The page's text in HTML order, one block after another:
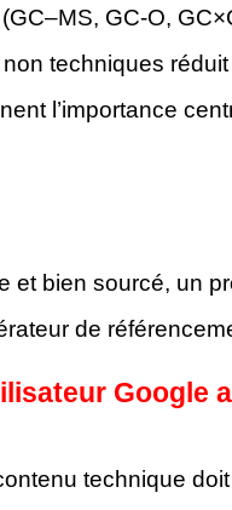
GC-O,
techniques
l’importance
et bien sourcé, un
de
Google
technique